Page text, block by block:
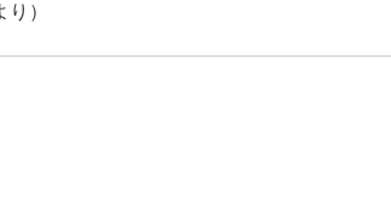
り）